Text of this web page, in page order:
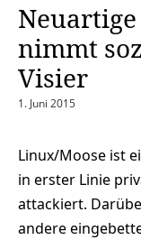
nimmt
Visier
1. Juni 2015
Linux/Moose ist
in erster Linie
attackiert.
andere